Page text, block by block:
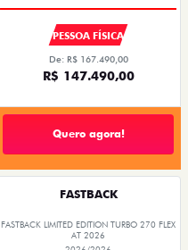
PESSOA FÍSICA
De: R$ 167.490,00
R$ 147.490,00
Quero agora!
FASTBACK
FASTBACK LIMITED EDITION TURBO 270 FLEX
AT 2026